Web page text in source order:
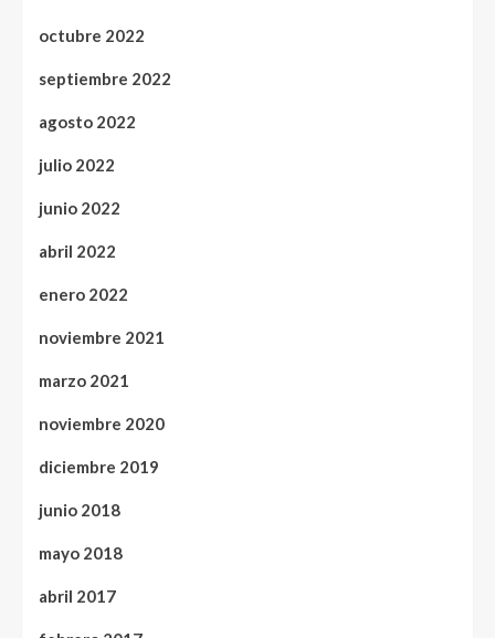
octubre 2022
septiembre 2022
agosto 2022
julio 2022
junio 2022
abril 2022
enero 2022
noviembre 2021
marzo 2021
noviembre 2020
diciembre 2019
junio 2018
mayo 2018
abril 2017